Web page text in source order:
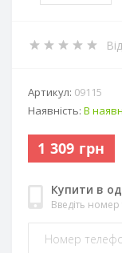
Артикул: 09115
Наявність: В
1 309 грн
Купити в
Введіть